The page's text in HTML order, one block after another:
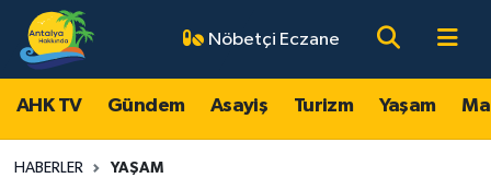
Nöbetçi Eczane
AHK TV Gündem Asayiş Turizm Yaşam
HABERLER YAŞAM
AHK TV
Gündem
Antalya Nöbetçi Eczaneler
Antalya Hava Durumu